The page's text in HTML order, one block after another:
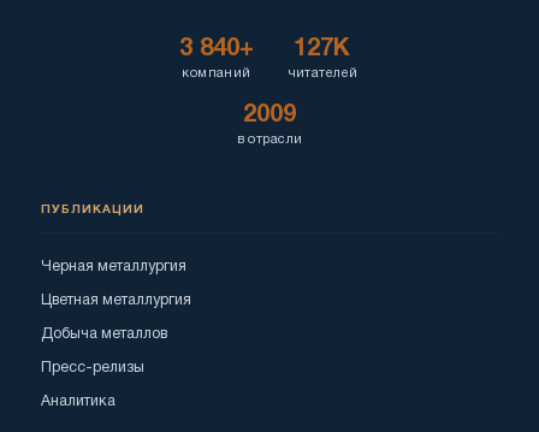
3 840+
компаний
127K
читателей
2009
в отрасли
ПУБЛИКАЦИИ
Черная металлургия
Цветная металлургия
Добыча металлов
Пресс-релизы
Аналитика